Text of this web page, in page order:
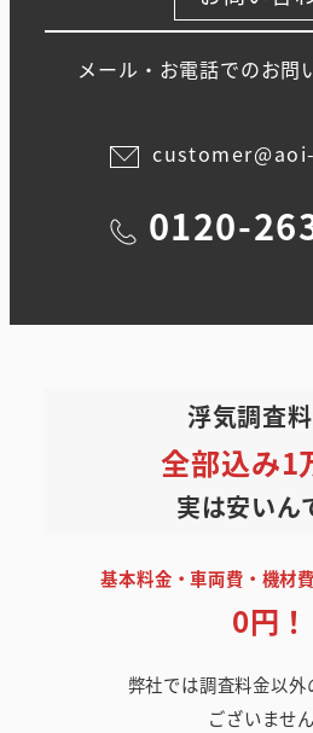
メール・お電話でのお問
0120-
浮気調査
全部込み1
実は安いん
基本料金・車両費・機材
0円！
弊社では調査料金以外
ございません